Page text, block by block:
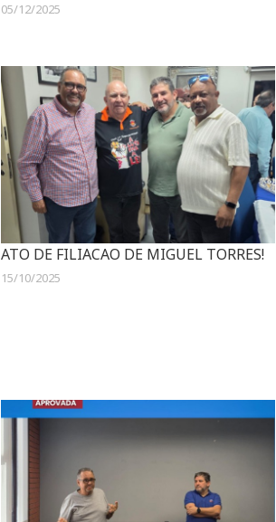
05/12/2025
ATO DE FILIACAO DE MIGUEL TORRES!
15/10/2025